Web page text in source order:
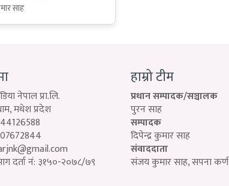
साह
नेपाल प्रा.लि.
मधेश प्रदेश
दर्ता नं: ३१५०-२०७८/७९
हाम्रो टीम
प्रधान सम्पादक/सञ्चालक
पुरन साह
सम्पादक
दिपेन्द्र कुमार साह
संवाददाता
संजय कुमार साह, सपना कर्ण